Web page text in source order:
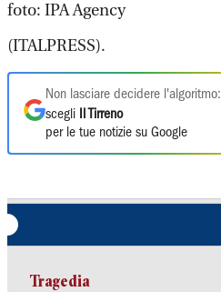
foto: IPA Agency
(ITALPRESS).
Non lasciare decidere l'algoritmo:
scegli
Il Tirreno
per le tue notizie su Google
Tragedia